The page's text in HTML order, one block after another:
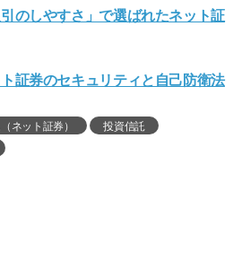
引のしやすさ」で選ばれたネット証
証券のセキュリティと自己防衛法
ネット証券）
投資信託